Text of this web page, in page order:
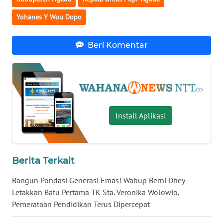
Yohanes Y Wou Dopo
Beri Komentar
Install Aplikasi
Berita Terkait
Bangun Pondasi Generasi Emas! Wabup Berni Dhey
Letakkan Batu Pertama TK Sta. Veronika Wolowio,
Pemerataan Pendidikan Terus Dipercepat
SULTENG
BABEL
WN
SUMBAR
WN
BENGKULU
WN